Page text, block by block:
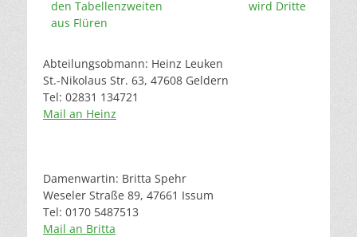
den Tabellenzweiten
aus Flüren
wird Dritte
Abteilungsobmann: Heinz Leuken
St.-Nikolaus Str. 63, 47608 Geldern
Tel: 02831 134721
Mail an Heinz
Damenwartin: Britta Spehr
Weseler Straße 89, 47661 Issum
Tel: 0170 5487513
Mail an Britta